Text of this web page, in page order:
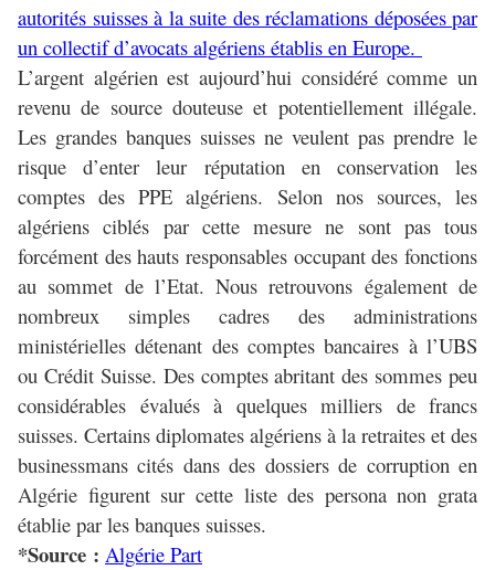
autorités suisses à la suite des réclamations déposées par
un collectif d’avocats algériens établis en Europe.
L’argent algérien est aujourd’hui considéré comme un
revenu de source douteuse et potentiellement illégale.
Les grandes banques suisses ne veulent pas prendre le
risque d’enter leur réputation en conservation les
comptes des PPE algériens. Selon nos sources, les
algériens ciblés par cette mesure ne sont pas tous
forcément des hauts responsables occupant des fonctions
au sommet de l’Etat. Nous retrouvons également de
nombreux simples cadres des administrations
ministérielles détenant des comptes bancaires à l’UBS
ou Crédit Suisse. Des comptes abritant des sommes peu
considérables évalués à quelques milliers de francs
suisses. Certains diplomates algériens à la retraites et des
businessmans cités dans des dossiers de corruption en
Algérie figurent sur cette liste des persona non grata
établie par les banques suisses.
*Source : Algérie Part